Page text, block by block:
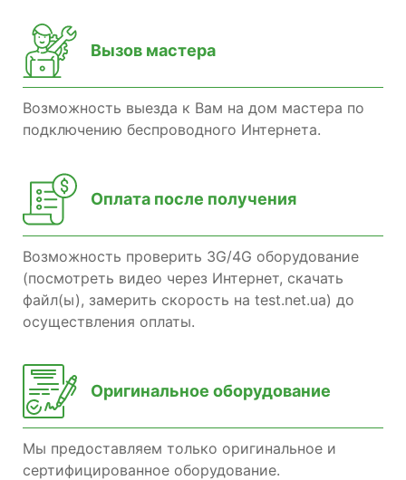
Вызов мастера
Возможность выезда к Вам на дом мастера по
подключению беспроводного Интернета.
Оплата после получения
Возможность проверить 3G/4G оборудование
(посмотреть видео через Интернет, скачать
файл(ы), замерить скорость на test.net.ua) до
осуществления оплаты.
Оригинальное оборудование
Мы предоставляем только оригинальное и
сертифицированное оборудование.